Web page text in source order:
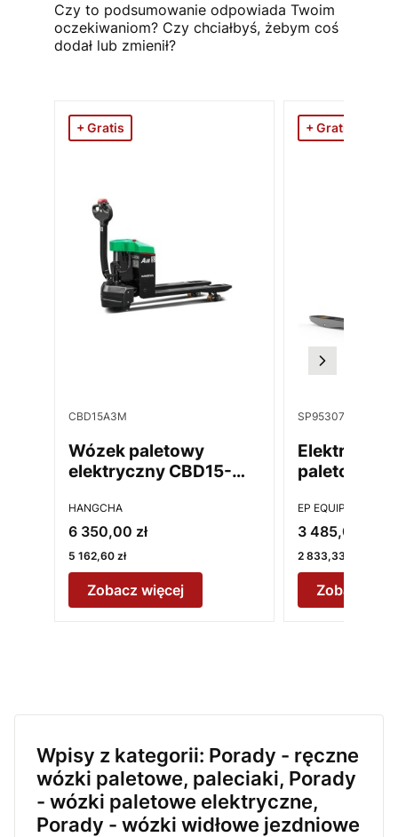
Czy to podsumowanie odpowiada Twoim
oczekiwaniom? Czy chciałbyś, żebym coś
dodał lub zmienił?
+ Gratis
Kod produktu
CBD15A3M
Wózek paletowy
elektryczny CBD15-
PRODUCENT
HANGCHA
Cena promocyjna
6 350,00 zł
Cena
5 162,60 zł
Zobacz więcej
+ Gratis
Kod produktu
SP95307
paletowy
PRODUCENT
EP EQUIPMENT
Cena
3 485,00 zł
Cena
2 833,33 zł
Zobacz
Wpisy z kategorii: Porady - ręczne
wózki paletowe, paleciaki, Porady
- wózki paletowe elektryczne,
Porady - wózki widłowe jezdniowe